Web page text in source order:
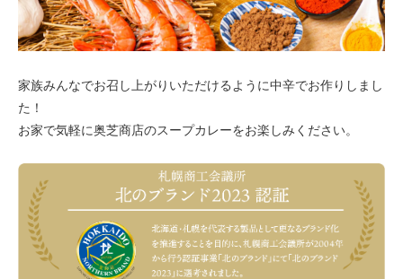
家族みんなでお召し上がりいただけるように中辛でお作りしまし
た！
お家で気軽に奥芝商店のスープカレーをお楽しみください。